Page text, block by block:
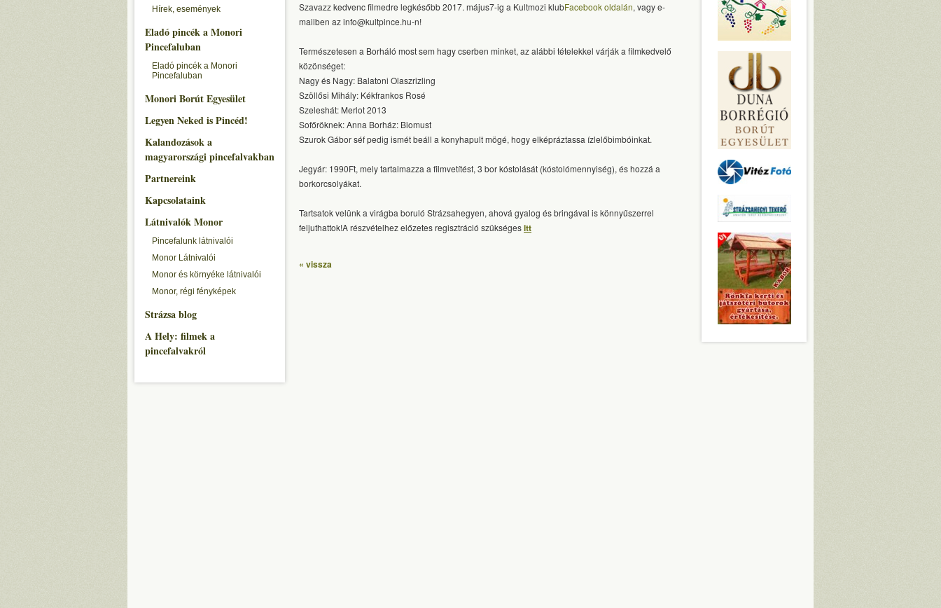
Hírek, események
Eladó pincék a Monori
Pincefaluban
Eladó pincék a Monori
Pincefaluban
Monori Borút Egyesület
Legyen Neked is Pincéd!
Kalandozások a
magyarországi pincefalvakban
Partnereink
Kapcsolataink
Látnivalók Monor
Pincefalunk látnivalói
Monor Látnivalói
Monor és környéke látnivalói
Monor, régi fényképek
Strázsa blog
A Hely: filmek a
pincefalvakról
Szavazz kedvenc filmedre legkésőbb 2017. május7-ig a Kultmozi klubFacebook oldalán, vagy e-
mailben az info@kultpince.hu-n!
Természetesen a Borháló most sem hagy cserben minket, az alábbi tételekkel várják a filmkedvelő
közönséget:
Nagy és Nagy: Balatoni Olaszrizling
Szöllősi Mihály: Kékfrankos Rosé
Szeleshát: Merlot 2013
Sofőröknek: Anna Borház: Biomust
Szurok Gábor séf pedig ismét beáll a konyhapult mögé, hogy elképráztassa ízlelőbimbóinkat.
Jegyár: 1990Ft, mely tartalmazza a filmvetítést, 3 bor kóstolását (kóstolómennyiség), és hozzá a
borkorcsolyákat.
Tartsatok velünk a virágba boruló Strázsahegyen, ahová gyalog és bringával is könnyűszerrel
feljuthattok!A részvételhez előzetes regisztráció szükségesitt
« vissza